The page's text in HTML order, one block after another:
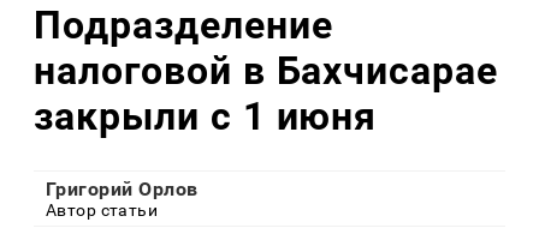
Подразделение
налоговой в Бахчисарае
закрыли с 1 июня
Григорий Орлов
Автор статьи